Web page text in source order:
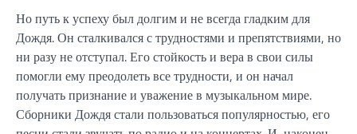
Но путь к успеху был долгим и не всегда гладким для
Дождя. Он сталкивался с трудностями и препятствиями, но
ни разу не отступал. Его стойкость и вера в свои силы
помогли ему преодолеть все трудности, и он начал
получать признание и уважение в музыкальном мире.
Сборники Дождя стали пользоваться популярностью, его